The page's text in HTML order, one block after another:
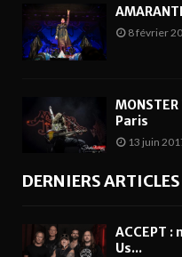
8 février
Paris
13 juin
DERNIERS ARTICLES
ACCEPT
Us...